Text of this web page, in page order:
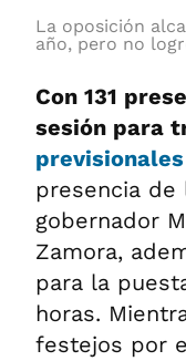
La oposición
año, pero no
Con 131
sesión para
previsionales
presencia
gobernador
Zamora,
para la
horas.
festejos por